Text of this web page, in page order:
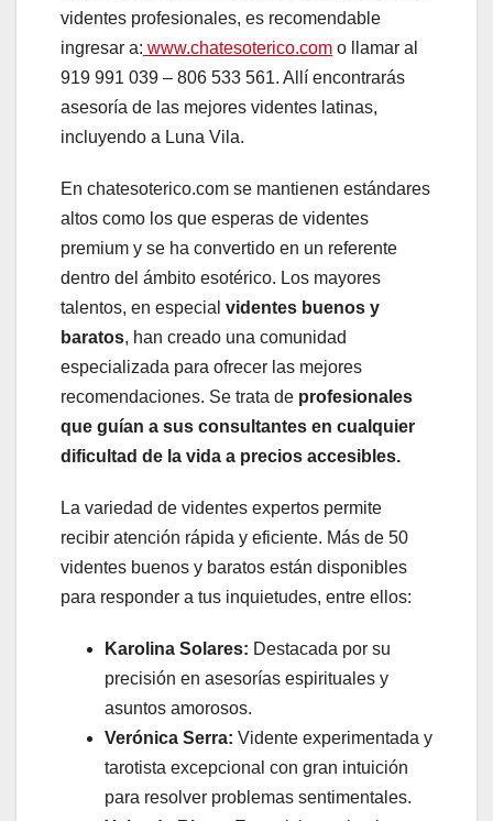
videntes profesionales, es recomendable
ingresar a: www.chatesoterico.com o llamar al
919 991 039 – 806 533 561. Allí encontrarás
asesoría de las mejores videntes latinas,
incluyendo a Luna Vila.
En chatesoterico.com se mantienen estándares
altos como los que esperas de videntes
premium y se ha convertido en un referente
dentro del ámbito esotérico. Los mayores
talentos, en especial videntes buenos y
baratos, han creado una comunidad
especializada para ofrecer las mejores
recomendaciones. Se trata de profesionales
que guían a sus consultantes en cualquier
dificultad de la vida a precios accesibles.
La variedad de videntes expertos permite
recibir atención rápida y eficiente. Más de 50
videntes buenos y baratos están disponibles
para responder a tus inquietudes, entre ellos:
Karolina Solares: Destacada por su
precisión en asesorías espirituales y
asuntos amorosos.
Verónica Serra: Vidente experimentada y
tarotista excepcional con gran intuición
para resolver problemas sentimentales.